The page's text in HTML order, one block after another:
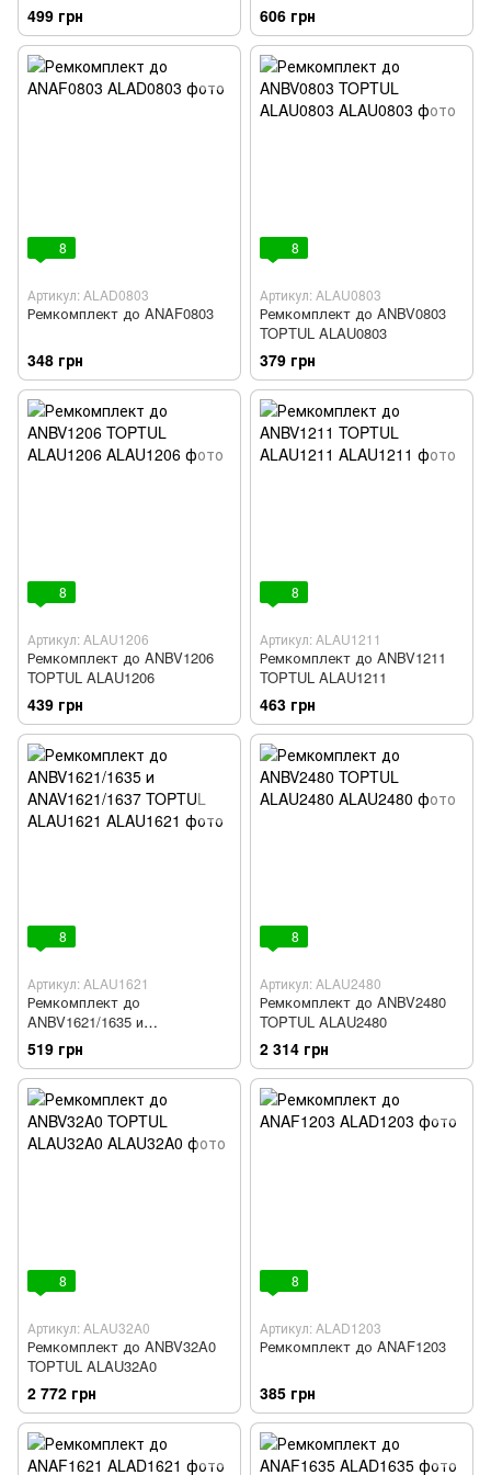
499 грн 606 грн
8
Артикул: ALAD0803
Ремкомплект до ANAF0803
348 грн
8
Артикул: ALAU0803
Ремкомплект до ANBV0803
TOPTUL ALAU0803
379 грн
8
Артикул: ALAU1206
Ремкомплект до ANBV1206
TOPTUL ALAU1206
439 грн
8
Артикул: ALAU1211
Ремкомплект до ANBV1211
TOPTUL ALAU1211
463 грн
8
Артикул: ALAU1621
Ремкомплект до
ANBV1621/1635 и
ANAV1621/1637 TOPTUL
ALAU1621
519 грн
8
Артикул: ALAU2480
Ремкомплект до ANBV2480
TOPTUL ALAU2480
2 314 грн
8
Артикул: ALAU32A0
Ремкомплект до ANBV32A0
TOPTUL ALAU32A0
2 772 грн
8
Артикул: ALAD1203
Ремкомплект до ANAF1203
385 грн